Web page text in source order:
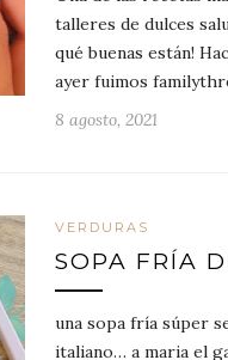
talleres de dulces
qué buenas están!
ayer fuimos
8 agosto, 2021
VERDURAS
SOPA FRÍA
una sopa fría súper
italiano… a maria el